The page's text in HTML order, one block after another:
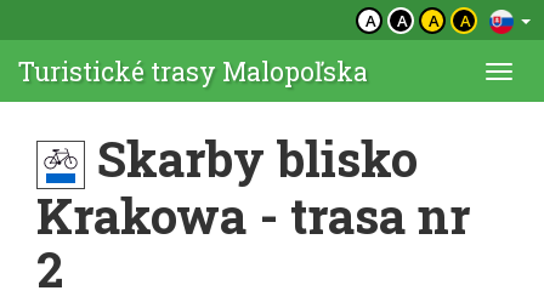
A A A A
Turistické trasy Malopoľska
Skarby blisko
Krakowa - trasa nr
2